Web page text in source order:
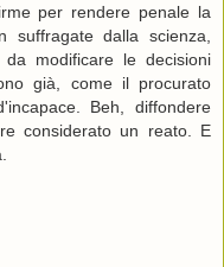
per rendere penale la
suffragate dalla scienza,
modificare le decisioni
già, come il procurato
Beh, diffondere
considerato un reato. E